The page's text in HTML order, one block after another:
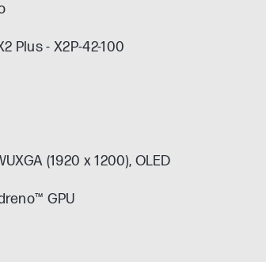
Plus - X2P-42-100
(1920 x 1200), OLED
GPU